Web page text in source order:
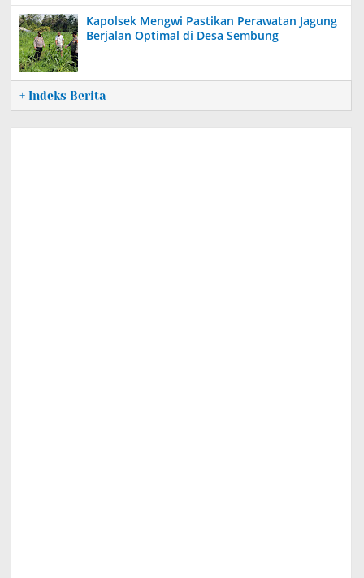
Kapolsek Mengwi Pastikan Perawatan Jagung
Berjalan Optimal di Desa Sembung
+ Indeks Berita